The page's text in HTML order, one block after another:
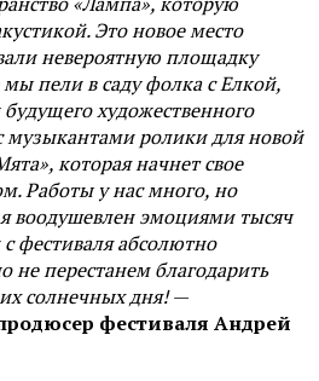
Это новое место
невероятную площадку
пели в саду фолка с Елкой,
художественного
музыкантами ролики для новой
которая начнет свое
Работы у нас много, но
воодушевлен эмоциями тысяч
фестиваля абсолютно
не перестанем благодарить
солнечных дня!—
фестиваля Андрей